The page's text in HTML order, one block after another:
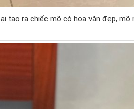
tạo ra chiếc mõ có hoa văn đẹp, mõ